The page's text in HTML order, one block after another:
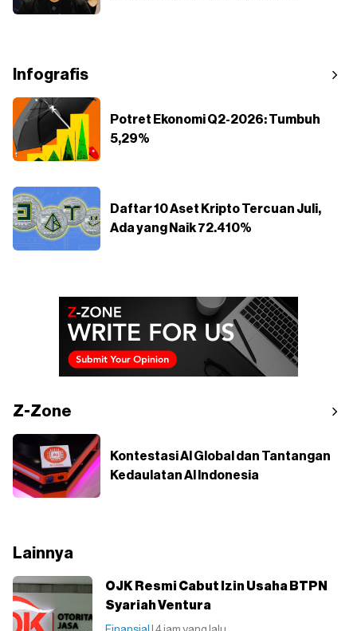
Infografis
Potret Ekonomi Q2-2026: Tumbuh
5,29%
Daftar 10 Aset Kripto Tercuan Juli,
Ada yang Naik 72.410%
Z-Zone
Kontestasi AI Global dan Tantangan
Kedaulatan AI Indonesia
Lainnya
OJK Resmi Cabut Izin Usaha BTPN
Syariah Ventura